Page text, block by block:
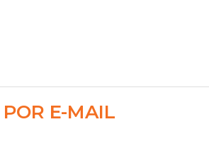
POR E-MAIL